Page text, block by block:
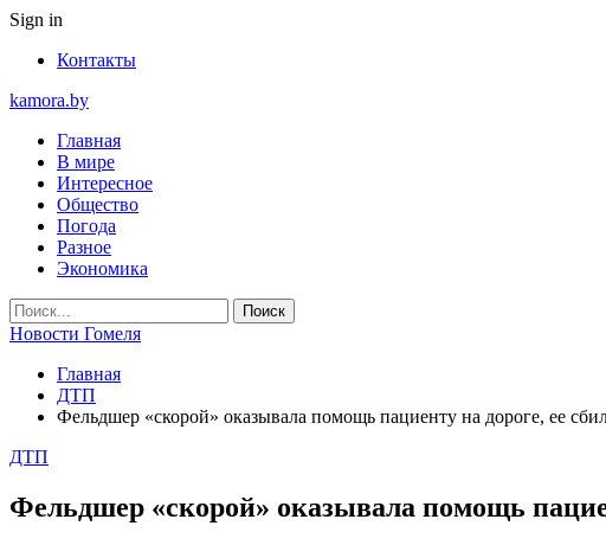
Sign in
Контакты
kamora.by
Главная
В мире
Интересное
Общество
Погода
Разное
Экономика
Новости Гомеля
Главная
ДТП
Фельдшер «скорой» оказывала помощь пациенту на дороге, ее
ДТП
Фельдшер «скорой» оказывала помощь